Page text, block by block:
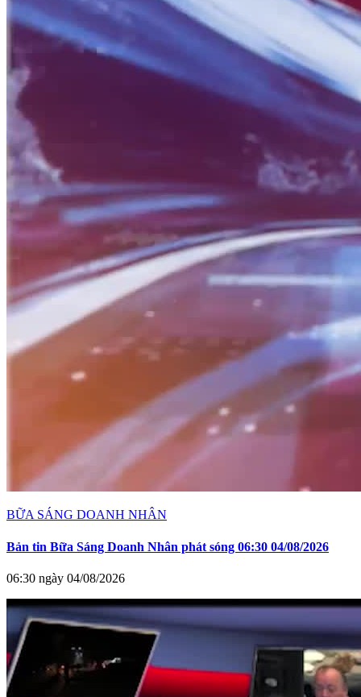
BỮA SÁNG DOANH NHÂN
Bản tin Bữa Sáng Doanh Nhân phát sóng 06:30 04/08/2026
06:30 ngày 04/08/2026